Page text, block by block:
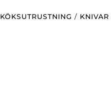
KÖKSUTRUSTNING / KNIVAR